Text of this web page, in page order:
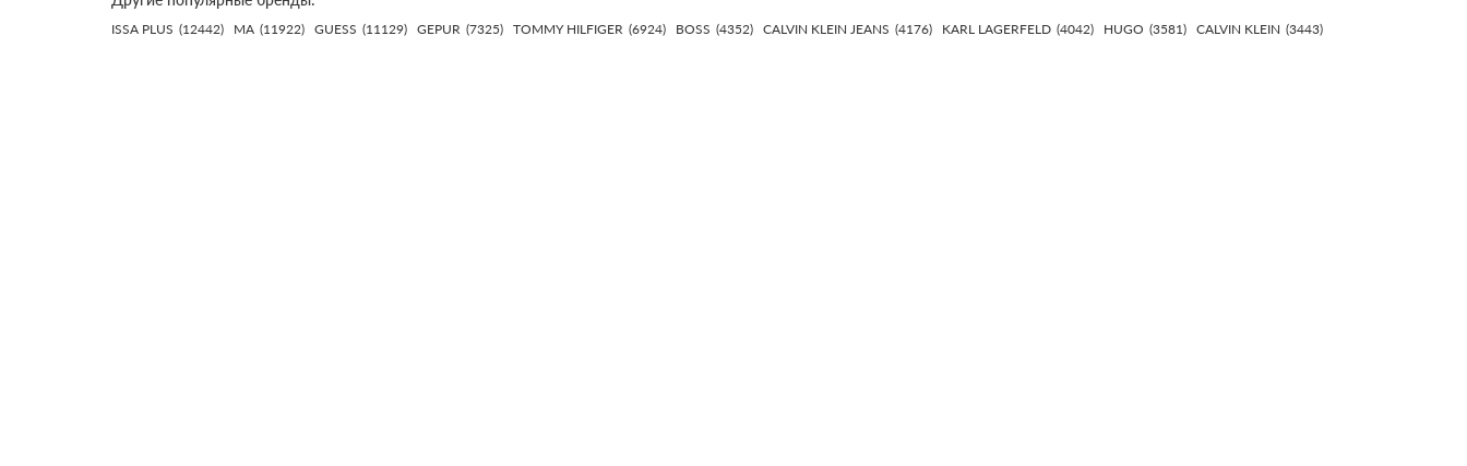
ISSA PLUS (12442) MA (11922) GUESS (11129) GEPUR (7325) TOMMY HILFIGER (6924) BOSS (4352) CALVIN KLEIN JEANS (4176) KARL LAGERFELD (4042) HUGO (3581) CALVIN KLEIN (3443)